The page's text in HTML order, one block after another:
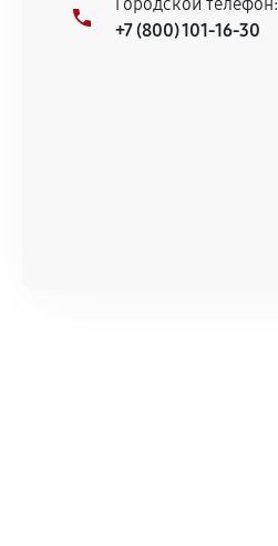
+7 (800) 101-16-30